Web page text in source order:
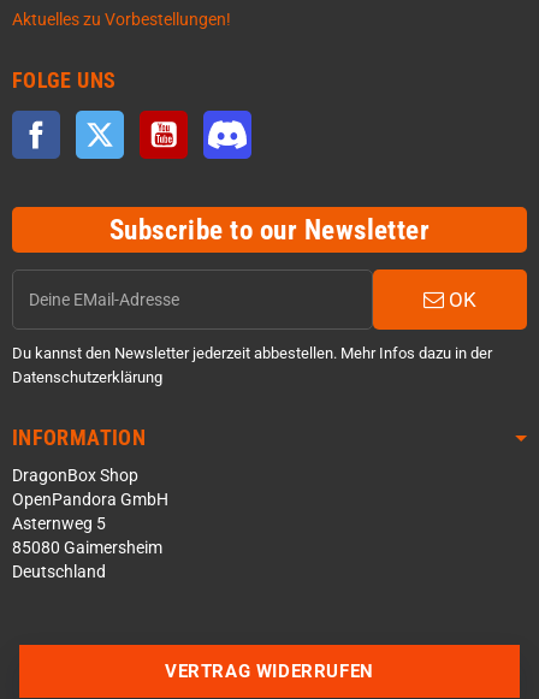
Aktuelles zu Vorbestellungen!
FOLGE UNS
Facebook Twitter YouTube
Subscribe to our Newsletter
OK
Du kannst den Newsletter jederzeit abbestellen. Mehr Infos dazu in der
Datenschutzerklärung
INFORMATION
DragonBox Shop
OpenPandora GmbH
Asternweg 5
85080 Gaimersheim
Deutschland
Über WhatsApp schreiben
VERTRAG WIDERRUFEN